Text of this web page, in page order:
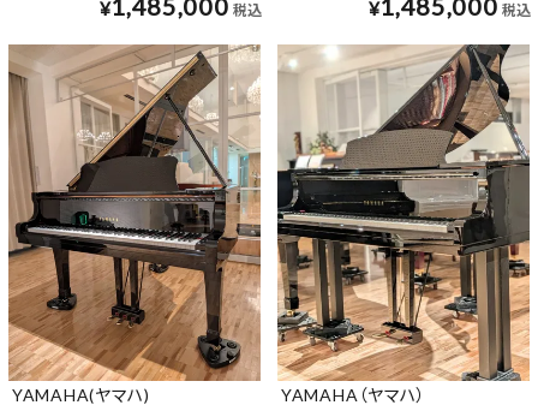
¥ 税込 ¥ 税込
YAMAHA(ヤマハ)
YAMAHA（ヤマハ）